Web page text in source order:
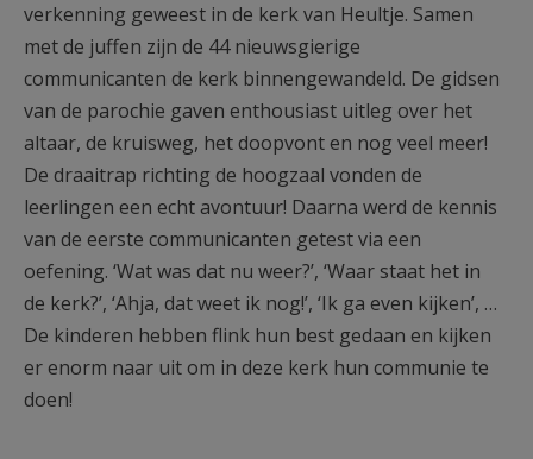
verkenning geweest in de kerk van Heultje. Samen
met de juffen zijn de 44 nieuwsgierige
communicanten de kerk binnengewandeld. De gidsen
van de parochie gaven enthousiast uitleg over het
altaar, de kruisweg, het doopvont en nog veel meer!
De draaitrap richting de hoogzaal vonden de
leerlingen een echt avontuur! Daarna werd de kennis
van de eerste communicanten getest via een
oefening. ‘Wat was dat nu weer?’, ‘Waar staat het in
de kerk?’, ‘Ahja, dat weet ik nog!’, ‘Ik ga even kijken’, …
De kinderen hebben flink hun best gedaan en kijken
er enorm naar uit om in deze kerk hun communie te
doen!